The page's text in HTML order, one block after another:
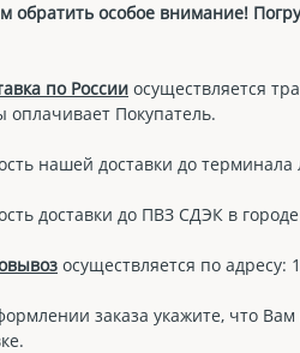
обратить особое внимание!
по России осуществляется
оплачивает Покупатель.
нашей доставки до
доставки до ПВЗ СДЭК в
осуществляется по
заказа укажите, что